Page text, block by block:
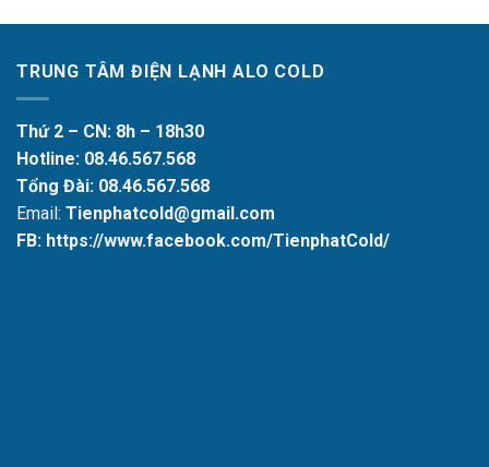
TRUNG TÂM ĐIỆN LẠNH ALO COLD
Thứ 2 – CN: 8h – 18h30
Hotline: 08.46.567.568
Tổng Đài: 08.46.567.568
Email: Tienphatcold@gmail.com
FB: https://www.facebook.com/TienphatCold/